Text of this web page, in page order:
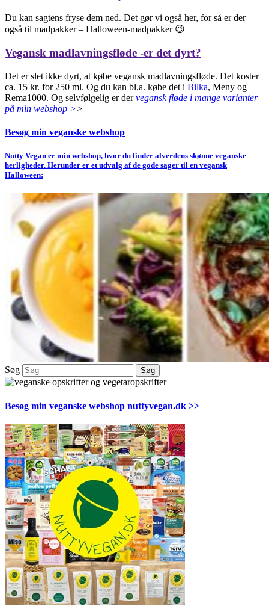
Du kan sagtens fryse dem ned. Det gør vi også her, for så er der
også til madpakker – Halloween-madpakker 😉
Vegansk madlavningsfløde -er det dyrt?
Det er slet ikke dyrt, at købe vegansk madlavningsfløde. Det koster
ca. 15 kr. for 250 ml. Og du kan bl.a. købe det i Bilka, Meny og
Rema1000. Og selvfølgelig er dervegansk fløde i mange varianter
på min webshop >>
Besøg min veganske webshop
Nutty Vegan er min webshop, hvor du finder alverdens skønne veganske
herligheder. Herunder er et udvalg af de gode sager til en vegansk
Halloween:
Søg Søg
Besøg min veganske webshop nuttyvegan.dk >>